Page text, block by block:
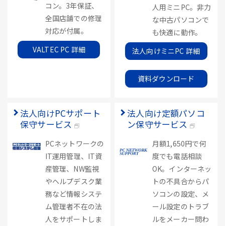
コン。3年保証、
全国店舗での修理
対応が付属。
VALTEC PC 詳細
人用ミニPC。非力
な中古パソコンで
も快適に動作。
法人向けミニPC 詳細
資料ダウンロード
法人向けPCサポート
保守サービス
PCネットワークの
IT運用管理、IT資
産管理、NW監視
やヘルプデスク業
務など情報システ
ム管理者不在の法
人をサポートしま
法人向け定額パソコ
ン保守サービス
月額1,650円で何
度でも電話相談
OK。インターネッ
トの不具合からパ
ソコンの設定、メ
ール設定のトラブ
ルをメーカー問わ